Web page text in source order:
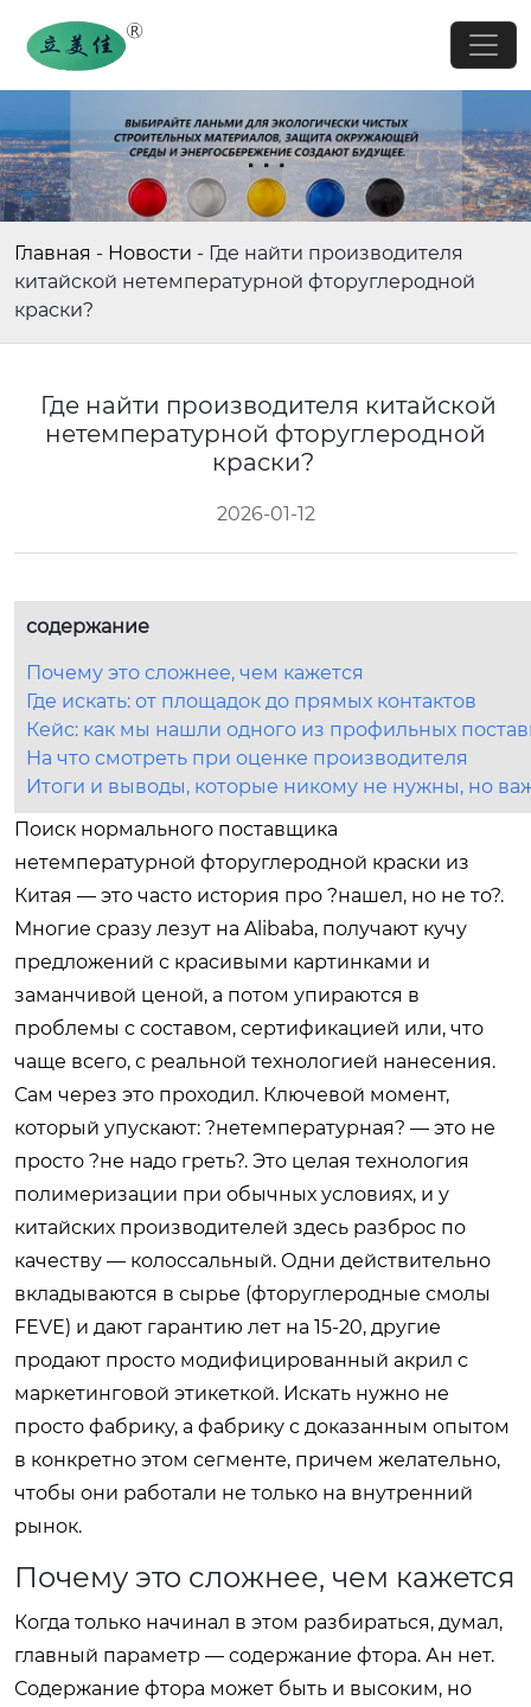
Главная - Новости - Где найти производителя
китайской нетемпературной фторуглеродной
краски?
Где найти производителя китайской
нетемпературной фторуглеродной
краски?
2026-01-12
содержание
Почему это сложнее, чем кажется
Где искать: от площадок до прямых контактов
Кейс: как мы нашли одного из профильных
На что смотреть при оценке производителя
Итоги и выводы, которые никому не нужны, но
Поиск нормального поставщика
нетемпературной фторуглеродной краски из
Китая — это часто история про ?нашел, но не то?.
Многие сразу лезут на Alibaba, получают кучу
предложений с красивыми картинками и
заманчивой ценой, а потом упираются в
проблемы с составом, сертификацией или, что
чаще всего, с реальной технологией нанесения.
Сам через это проходил. Ключевой момент,
который упускают: ?нетемпературная? — это не
просто ?не надо греть?. Это целая технология
полимеризации при обычных условиях, и у
китайских производителей здесь разброс по
качеству — колоссальный. Одни действительно
вкладываются в сырье (фторуглеродные смолы
FEVE) и дают гарантию лет на 15-20, другие
продают просто модифицированный акрил с
маркетинговой этикеткой. Искать нужно не
просто фабрику, а фабрику с доказанным опытом
в конкретно этом сегменте, причем желательно,
чтобы они работали не только на внутренний
рынок.
Почему это сложнее, чем кажется
Когда только начинал в этом разбираться, думал,
главный параметр — содержание фтора. Ан нет.
Содержание фтора может быть и высоким, но